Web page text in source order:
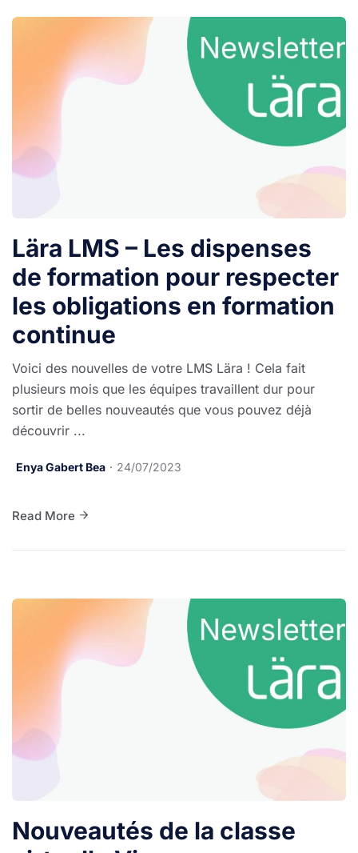
Lära LMS – Les dispenses
de formation pour respecter
les obligations en formation
continue
Voici des nouvelles de votre LMS Lära ! Cela fait
plusieurs mois que les équipes travaillent dur pour
sortir de belles nouveautés que vous pouvez déjà
découvrir ...
Enya Gabert Bea 24/07/2023
Read More
Nouveautés de la classe